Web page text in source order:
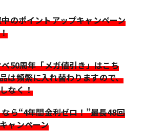
のポイントアップキャンペーン
50周年「メガ値引き」はこち
は頻繁に入れ替わりますので、
なく！
ら“4年間金利ゼロ！”最長48回
ャンペーン